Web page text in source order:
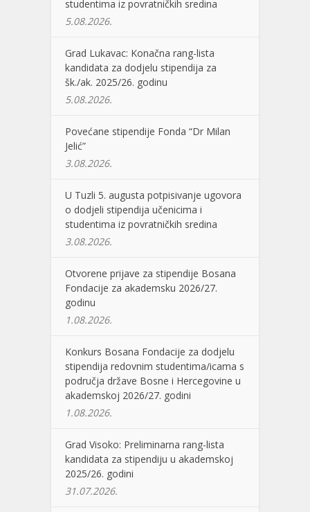
studentima iz povratničkih sredina
5.08.2026.
Grad Lukavac: Konačna rang-lista
kandidata za dodjelu stipendija za
šk./ak. 2025/26. godinu
5.08.2026.
Povećane stipendije Fonda “Dr Milan
Jelić”
3.08.2026.
U Tuzli 5. augusta potpisivanje ugovora
o dodjeli stipendija učenicima i
studentima iz povratničkih sredina
3.08.2026.
Otvorene prijave za stipendije Bosana
Fondacije za akademsku 2026/27.
godinu
1.08.2026.
Konkurs Bosana Fondacije za dodjelu
stipendija redovnim studentima/icama s
područja države Bosne i Hercegovine u
akademskoj 2026/27. godini
1.08.2026.
Grad Visoko: Preliminarna rang-lista
kandidata za stipendiju u akademskoj
2025/26. godini
31.07.2026.